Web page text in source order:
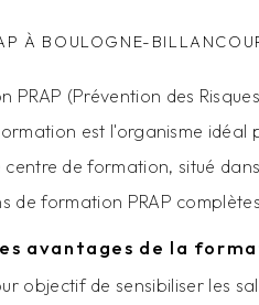
À BOULOGNE-
PRAP (Prévention des
est l'organisme
de formation, situé
de formation PRAP
avantages de la
objectif de sensibiliser les